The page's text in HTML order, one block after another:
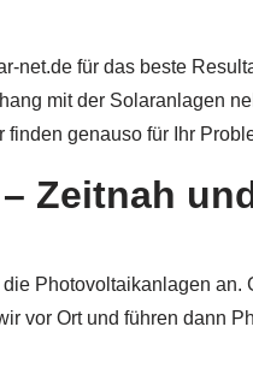
net.de für das beste
mit der Solaranlagen
genauso für Ihr
Zeitnah
Photovoltaikanlagen
vor Ort und führen dann